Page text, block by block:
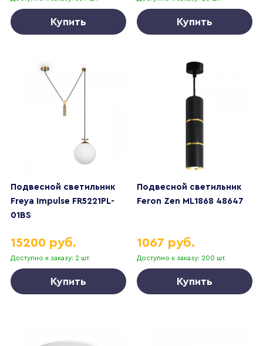
Купить Купить
Подвесной светильник
Freya Impulse FR5221PL-
01BS
Доступно к заказу: 2 шт.
15200 руб.
Купить
Подвесной светильник
Feron Zen ML1868 48647
Доступно к заказу: 200 шт.
1067 руб.
Купить